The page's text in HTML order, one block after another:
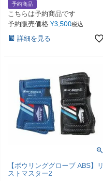
予約商品
こちらは予約商品です
予約販売価格 ¥3,500税込
詳細を見る
【ボウリンググローブ ABS】リ
ストマスター2